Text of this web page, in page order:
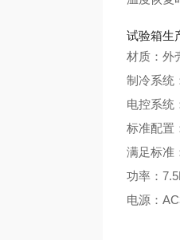
试验箱生
材质：外
制冷系统
电控系统
标准配置
满足标准
功率：
电源：